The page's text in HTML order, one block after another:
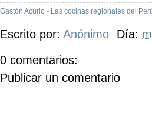
Gastón Acurio - Las cocinas regionales del
Escrito por: Anónimo Día:
0 comentarios:
Publicar un comentario